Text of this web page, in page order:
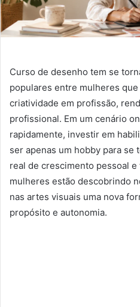
Curso de desenho tem se
populares entre mulheres
criatividade em profissão,
profissional. Em um cenário
rapidamente, investir em
ser apenas um hobby para se
real de crescimento pessoal
mulheres estão descobrindo
nas artes visuais uma nova
propósito e autonomia.